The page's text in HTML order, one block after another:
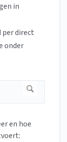
in
direct
onder
en hoe